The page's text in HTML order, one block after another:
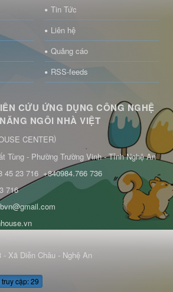
Tin Tức
Liên hệ
Quảng cáo
RSS-feeds
CỨU ỨNG DỤNG CÔNG NGHỆ
NGÔI NHÀ VIỆT
CENTER)
Tùng - Phường Trường Vinh - Tỉnh Nghệ An
45 23 716 +840984.766 736
716
- Xã Diễn Châu - Nghệ An
cập: 29